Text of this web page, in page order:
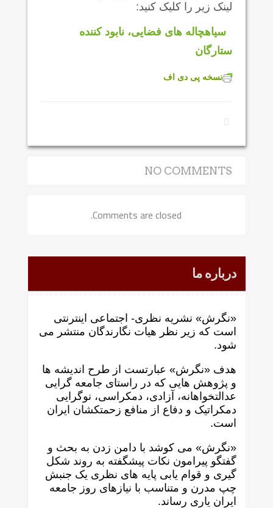
لینک زیر را کلیک کنید:
سیاهچاله های فضایی، نابود کننده
ستارگان
نسخه پی دی اف
NO COMMENTS
Comments are closed.
درباره ما
«نگرش» نشریه نظری- اجتماعی اینترنتی
است که زير نظر هيات نگارندگان منتشر می
شود.
هدف «نگرش» عبارتست از طرح انديشه ها
و پژوهش هايی که در راستای جامعه گرايی
عدالتخواهانه، آزادی، دمکراسی، نوگرايی
دمکراتيک و دفاع از منافع زحمتکشان ايران
است.
«نگرش» می کوشد با دامن زدن به بحث و
گفتگو پيرامون نکات پیشگفته به روند شکل
گيری و قوام يابی پايه های نظری يک جنبش
چپ مدرن و متناسب با نيازهای روز جامعه
ايران ياری رساند.